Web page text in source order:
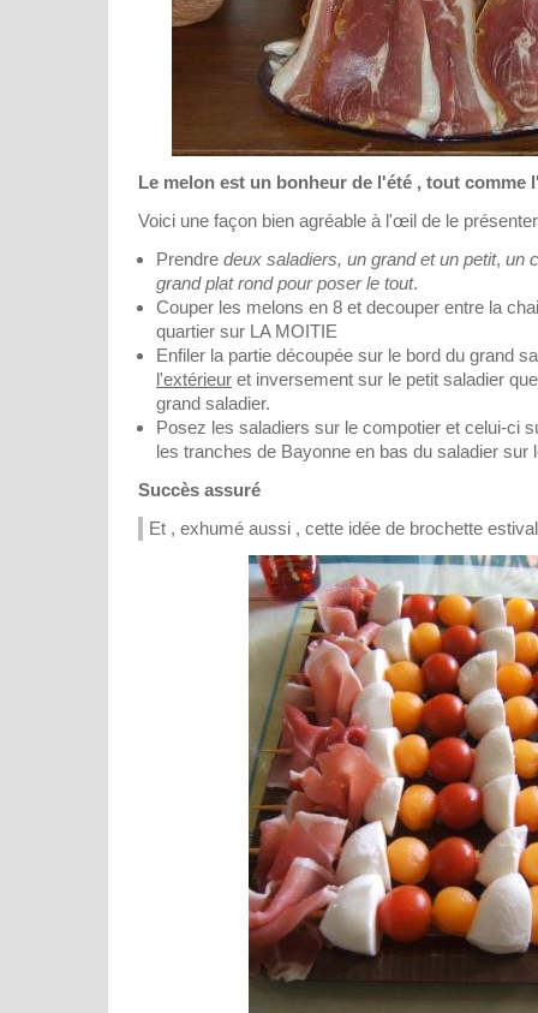
Le melon est un bonheur de l'été , tout comme
Voici une façon bien agréable à l'œil de le
Prendre deux saladiers, un grand et un petit, un
grand plat rond pour poser le tout.
Couper les melons en 8 et decouper entre la
quartier sur LA MOITIE
Enfiler la partie découpée sur le bord du grand
l'extérieur et inversement sur le petit saladier
grand saladier.
Posez les saladiers sur le compotier et celui-ci
les tranches de Bayonne en bas du saladier sur
Succès assuré
Et , exhumé aussi , cette idée de brochette